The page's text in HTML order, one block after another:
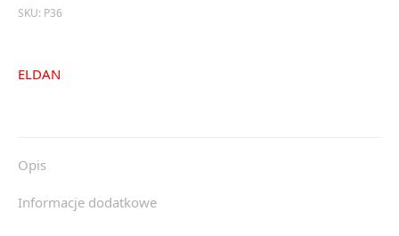
SKU: P36
ELDAN
Opis
Informacje dodatkowe